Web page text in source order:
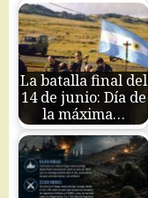
La batalla final del
14 de junio: Día de
la máxima…